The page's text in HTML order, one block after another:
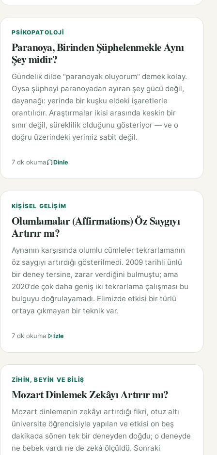
PSIKOPATOLOJI
Paranoya, Birinden Şüphelenmekle Aynı
Şey midir?
Gündelik dilde "paranoyak oluyorum" demek kolay.
Oysa şüpheyi paranoyadan ayıran şey gücü değil,
dayanağı: yerinde bir kuşku eldeki işaretlerle
orantılıdır. Araştırmalar ikisi arasında keskin bir
sınır değil, süreklilik olduğunu gösteriyor — ve o
doğru üzerindeki yerimiz sabit değil.
7 dk okuma Dinle
KIŞISEL GELIŞIM
Olumlamalar (Affirmations) Öz Saygıyı
Artırır mı?
Aynanın karşısında olumlu cümleler tekrarlamanın
öz saygıyı artırdığı gösterilmedi. 2009 tarihli ünlü
bir deney tersine, zarar verdiğini bulmuştu; ama
2020'de çok daha geniş iki tekrarlama çalışması bu
bulguyu doğrulayamadı. Elimizde etkisi bir türlü
ortaya çıkmayan bir teknik var.
7 dk okuma İzle
ZIHIN, BEYIN VE BILIŞ
Mozart Dinlemek Zekâyı Artırır mı?
Mozart dinlemenin zekâyı artırdığı fikri, otuz altı
üniversite öğrencisiyle yapılan ve etkisi on beş
dakikada sönen tek bir deneyden doğdu; o deneyde
ne bebek vardı ne de zekâ ölçüldü. Sonraki